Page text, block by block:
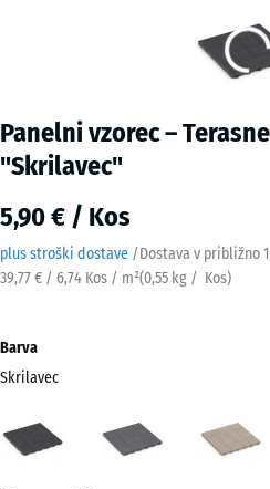
Panelni vzorec –
"Skrilavec"
5,90 € / Kos
plus stroški dostave /Dostava v približno
39,77 € / 6,74 Kos / m²(0,55 kg / Kos)
Barva
Skrilavec
(active)